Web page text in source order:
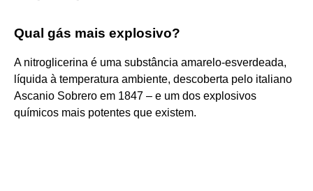
Qual gás mais explosivo?
A nitroglicerina é uma substância amarelo-esverdeada,
líquida à temperatura ambiente, descoberta pelo italiano
Ascanio Sobrero em 1847 – e um dos explosivos
químicos mais potentes que existem.